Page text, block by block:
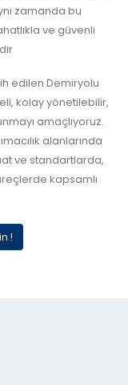
zamanda bu
ve güvenli
edilen Demiryolu
kolay yönetilebilir,
amaçlıyoruz.
alanlarında
ve standartlarda,
kapsamlı
!